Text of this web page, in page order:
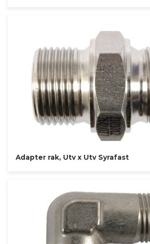
Adapter rak, Utv x Utv Syrafast